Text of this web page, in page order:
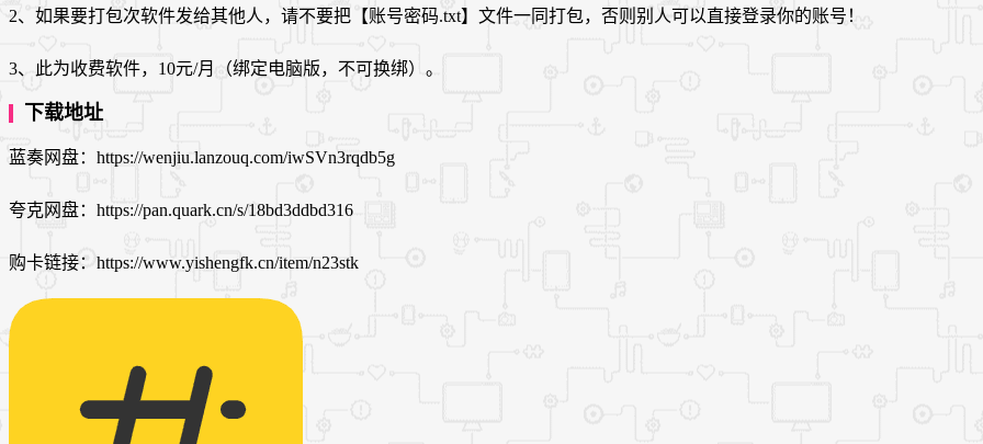
2、如果要打包次软件发给其他人，请不要把【账号密码.txt】文件一同打包，否则别人可以直接登录你的账号！
3、此为收费软件，10元/月（绑定电脑版，不可换绑）。
下载地址
蓝奏网盘：https://wenjiu.lanzouq.com/iwSVn3rqdb5g
夸克网盘：https://pan.quark.cn/s/18bd3ddbd316
购卡链接：https://www.yishengfk.cn/item/n23stk